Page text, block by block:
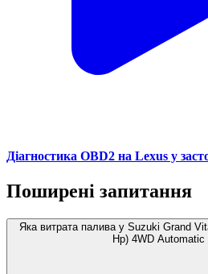
Діагностика OBD2 на Lexus у
Поширені запитання
Яка витрата палива у Suzuki Grand
Hp) 4WD Automatic